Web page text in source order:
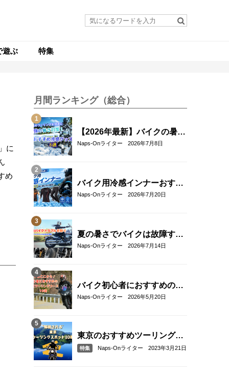
遊ぶ 特集
に
め
月間ランキング（総合）
【2026年最新】バイクの暑さ
対策・冷感グッズおすすめ8
Naps-Onライター 2026年7月8日
バイク用冷感インナーおすす
め22選！夏のツーリングを快
Naps-Onライター 2026年7月20日
夏の暑さでバイクは故障す
る？起こりやすいトラブルと
Naps-Onライター 2026年7月14日
バイク初心者におすすめの関
東近郊ツーリングコース10選
Naps-Onライター 2026年5月20日
東京のおすすめツーリングス
ポット10選
特集 Naps-Onライター 2023年3月21日